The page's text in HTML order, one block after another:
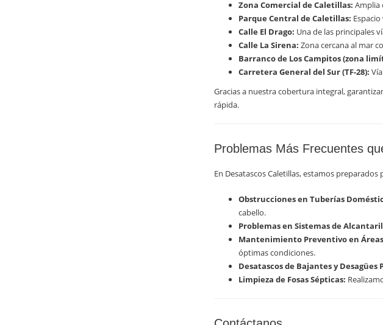
Zona Comercial de Caletillas: Amplia
Parque Central de Caletillas:
Calle El Drago: Una de las principales
Calle La Sirena: Zona cercana al mar
Barranco de Los Campitos (zona
Carretera General del Sur (TF-28):
Gracias a nuestra cobertura integral,
rápida.
Problemas Más Frecuentes
En Desatascos Caletillas, estamos
Obstrucciones en Tuberías
cabello.
Problemas en Sistemas de
Mantenimiento Preventivo en
óptimas condiciones.
Desatascos de Bajantes y Desagües
Limpieza de Fosas Sépticas: